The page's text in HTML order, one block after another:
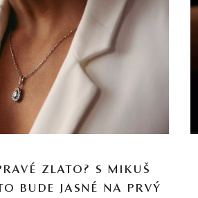
ZLATO? S MIKUŠ
BUDE JASNÉ NA PRVÝ